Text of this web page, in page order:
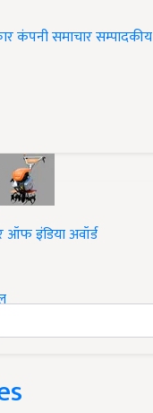
कंपनी समाचारसम्पादकीय
ऑफ इंडिया अवॉर्ड